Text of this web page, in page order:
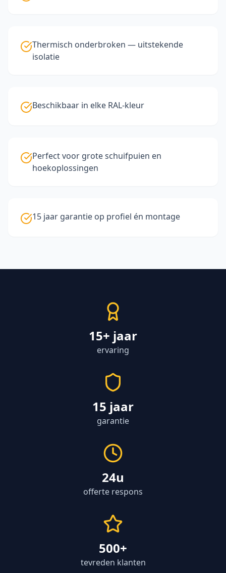
Thermisch onderbroken — uitstekende
isolatie
Beschikbaar in elke RAL-kleur
Perfect voor grote schuifpuien en
hoekoplossingen
15 jaar garantie op profiel én montage
15+ jaar
ervaring
15 jaar
garantie
24u
offerte respons
500+
tevreden klanten